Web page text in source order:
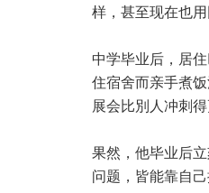
样，甚至现在也
中学毕业后，居
住宿舍而亲手煮
展会比別人冲刺得
果然，他毕业后
问题，皆能靠自